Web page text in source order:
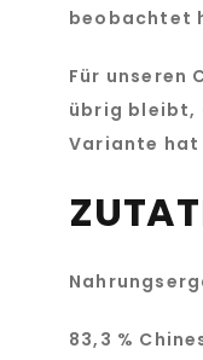
beobachtet
Für unseren
übrig bleibt,
Variante hat
83,3 %